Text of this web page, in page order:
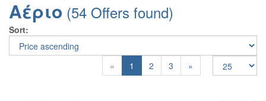
Αέριο (54 Offers found)
Sort
« Previous
1 2 3 »